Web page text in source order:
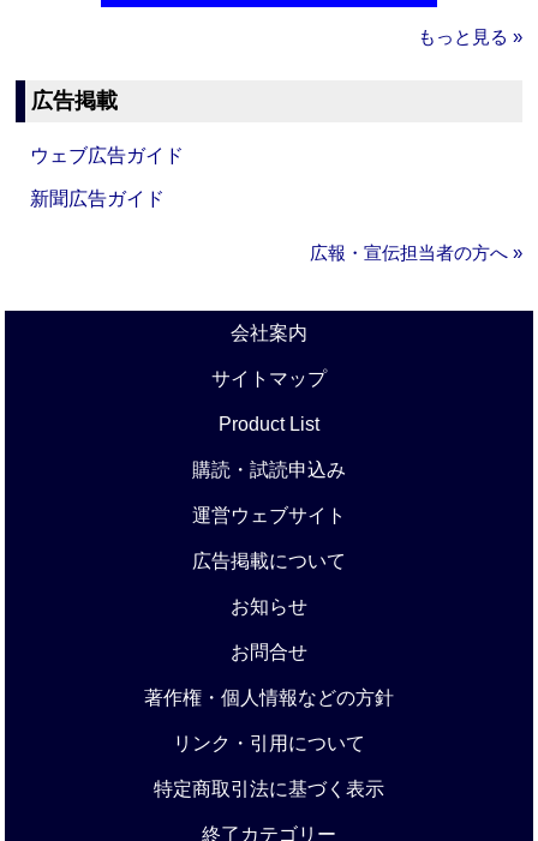
もっと見る »
広告掲載
ウェブ広告ガイド
新聞広告ガイド
広報・宣伝担当者の方へ »
会社案内
サイトマップ
Product List
購読・試読申込み
運営ウェブサイト
広告掲載について
お知らせ
お問合せ
著作権・個人情報などの方針
リンク・引用について
特定商取引法に基づく表示
終了カテゴリー